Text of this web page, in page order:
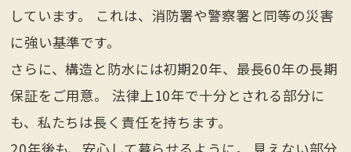
しています。
これは、消防署や警察署と同等の災害
に強い基準です。
さらに、構造と防水には初期20年、最長60年の長期
保証をご用意。
法律上10年で十分とされる部分に
も、私たちは長く責任を持ちます。